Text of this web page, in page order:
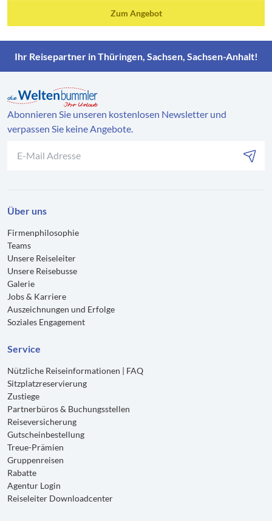
Zum Angebot
Ihr Reisepartner in Thüringen, Sachsen, Sachsen-Anhalt!
Abonnieren Sie unseren kostenlosen Newsletter und
verpassen Sie keine Angebote.
Über uns
Firmenphilosophie
Teams
Unsere Reiseleiter
Unsere Reisebusse
Galerie
Jobs & Karriere
Auszeichnungen und Erfolge
Soziales Engagement
Service
Nützliche Reiseinformationen | FAQ
Sitzplatzreservierung
Zustiege
Partnerbüros & Buchungsstellen
Reiseversicherung
Gutscheinbestellung
Treue-Prämien
Gruppenreisen
Rabatte
Agentur Login
Reiseleiter Downloadcenter